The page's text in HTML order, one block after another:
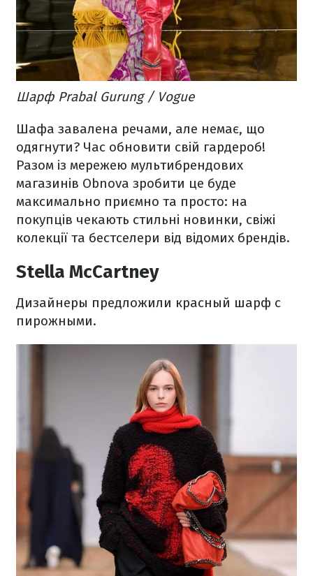
Шарф Prabal Gurung / Vogue
Шафа завалена речами, але немає, що
одягнути? Час обновити свій гардероб!
Разом із мережею мультибрендових
магазинів Obnova зробити це буде
максимально приємно та просто: на
покупців чекають стильні новинки, свіжі
колекції та бестселери від відомих брендів.
Stella McCartney
Дизайнеры предложили красный шарф с
пирожными.